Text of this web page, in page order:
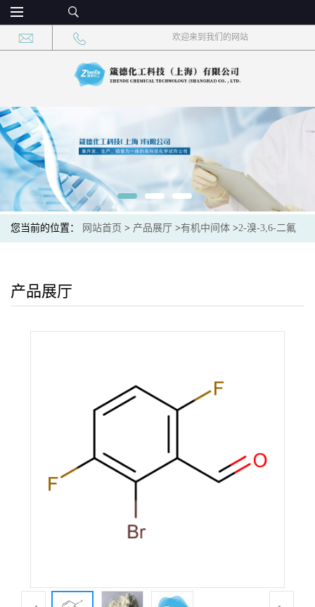
欢迎来到我们的网站
您当前的位置： 网站首页 > 产品展厅 >有机中间体 >2-溴-3,6-二氟
产品展厅